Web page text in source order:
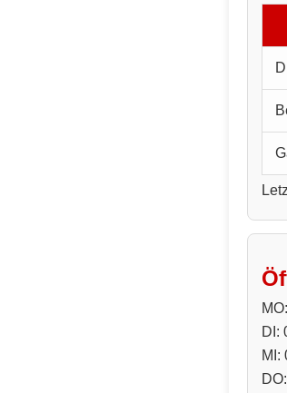
DI:
MI: